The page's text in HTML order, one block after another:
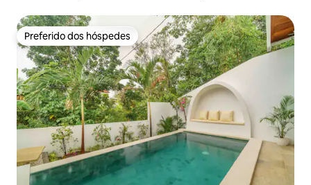
Preferido dos hóspedes
Preferido dos hóspedes